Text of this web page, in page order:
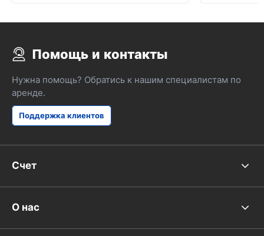
Помощь и контакты
Нужна помощь? Обратись к нашим специалистам по
аренде.
Поддержка клиентов
Счет
О нас